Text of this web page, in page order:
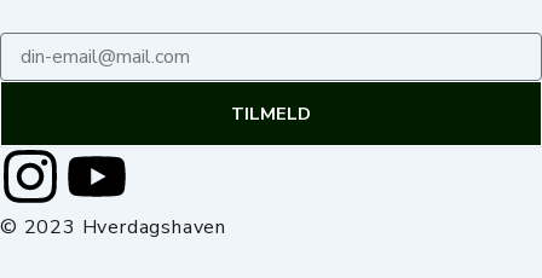
Email
TILMELD
I
n
Y
o
© 2023 Hverdagshaven